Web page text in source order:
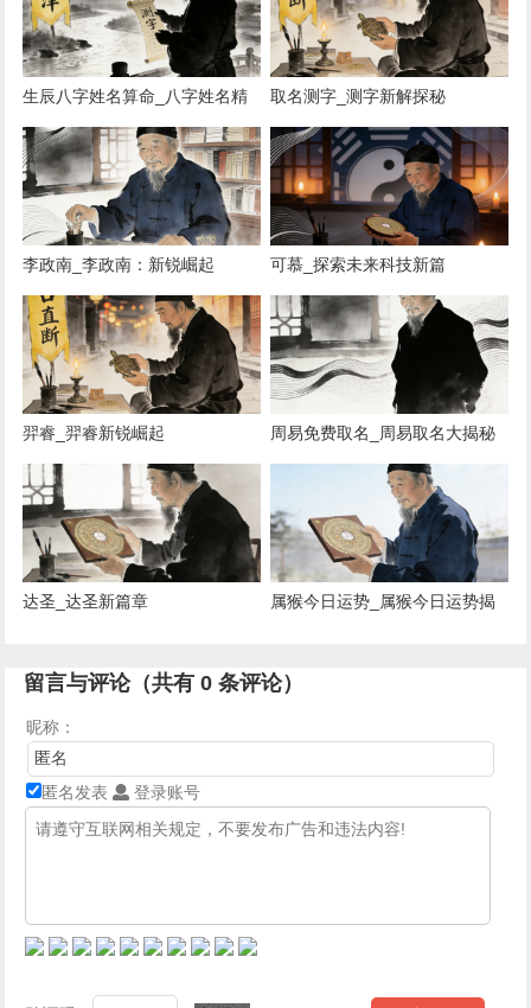
生辰八字姓名算命_八字姓名精
准算命
取名测字_测字新解探秘
李政南_李政南：新锐崛起 可慕_探索未来科技新篇
羿睿_羿睿新锐崛起 周易免费取名_周易取名大揭秘
达圣_达圣新篇章
属猴今日运势_属猴今日运势揭
留言与评论（共有0 条评论）
昵称：
匿名发表 登录账号